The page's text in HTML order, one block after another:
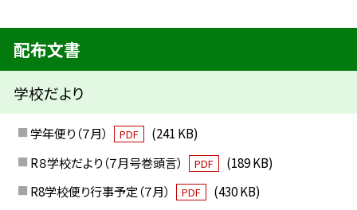
配布文書
学校だより
学年便り（７月） PDF
(241 KB)
R８学校だより（７月号巻頭言）
PDF
(189 KB)
R8学校便り行事予定（７月）
PDF (430 KB)